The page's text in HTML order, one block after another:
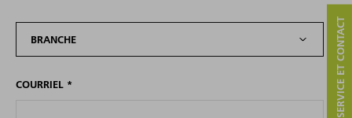
BRANCHE
COURRIEL * SERVICE ET CONTACT